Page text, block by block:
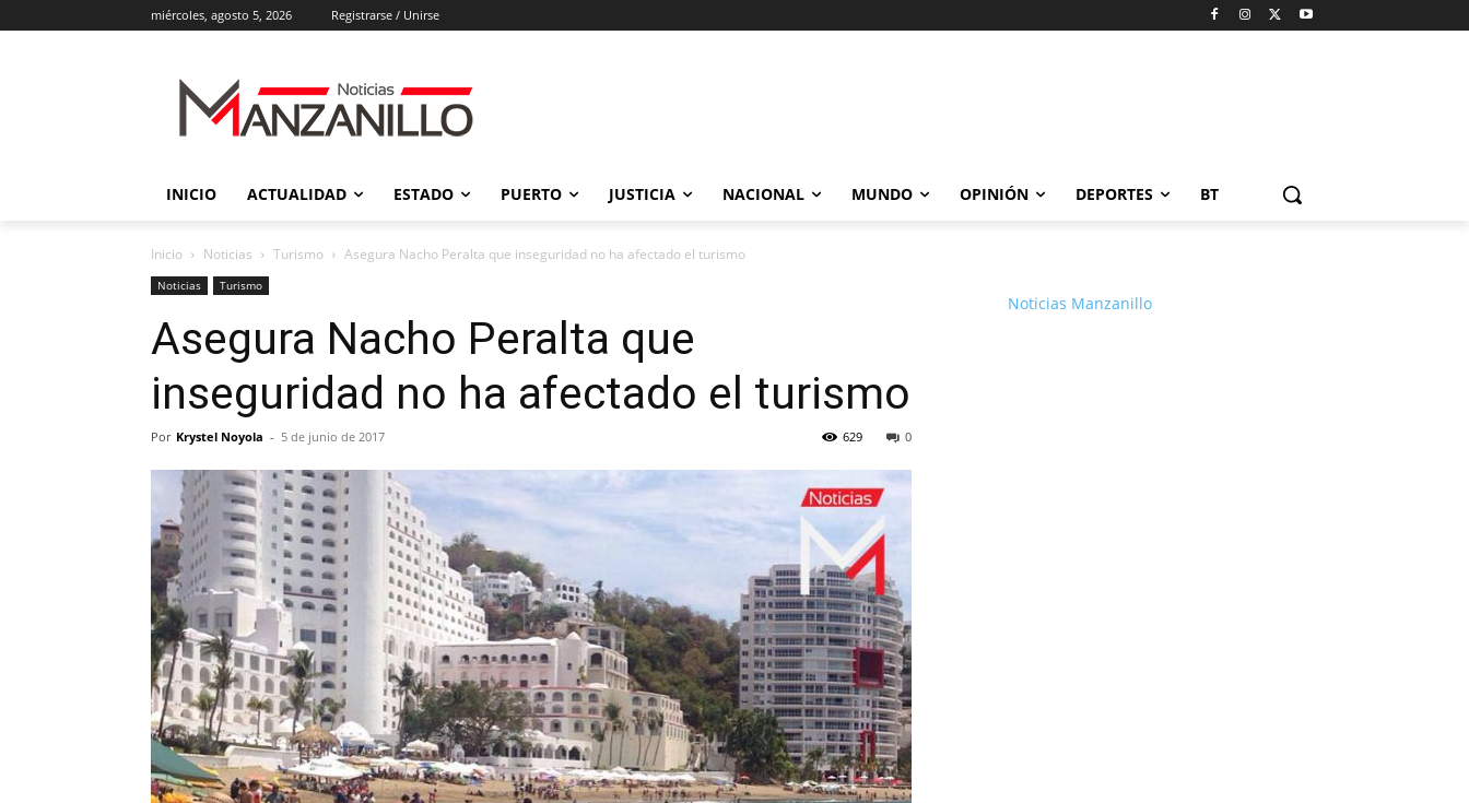
miércoles, agosto 5, 2026 Registrarse / Unirse
INICIO ACTUALIDAD ESTADO PUERTO JUSTICIA NACIONAL MUNDO OPINIÓN DEPORTES BT
Inicio Noticias Turismo Asegura Nacho Peralta que inseguridad no ha afectado el turismo
Noticias Turismo
Asegura Nacho Peralta que
inseguridad no ha afectado el turismo
Por Krystel Noyola - 5 de junio de 2017 0
629
Noticias Manzanillo